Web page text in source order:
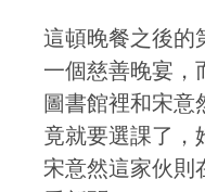
這頓晚餐之後的
一個慈善晚宴，
圖書館裡和宋意
竟就要選課了，
宋意然這家伙則